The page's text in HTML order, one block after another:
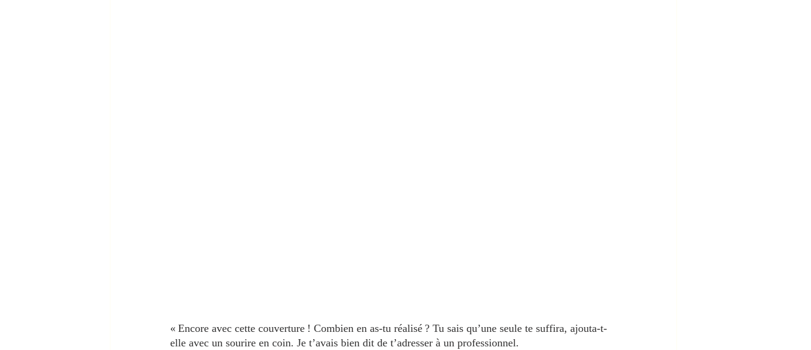
« Encore avec cette couverture ! Combien en as-tu réalisé ? Tu sais qu’une seule te suffira, ajouta-t-
elle avec un sourire en coin. Je t’avais bien dit de t’adresser à un professionnel.